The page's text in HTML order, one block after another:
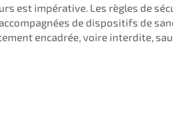
est impérative. Les règles de
de dispositifs de
encadrée, voire interdite,